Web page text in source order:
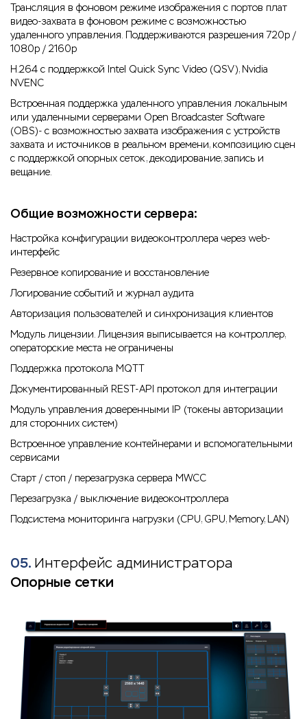
Трансляция в фоновом режиме изображения с портов плат
видео-захвата в фоновом режиме с возможностью
удаленного управления. Поддерживаются разрешения 720p /
1080p / 2160p
H.264 с поддержкой Intel Quick Sync Video (QSV), Nvidia
NVENC
Встроенная поддержка удаленного управления локальным
или удаленными серверами Open Broadcaster Software
(OBS)- с возможностью захвата изображения с устройств
захвата и источников в реальном времени, композицию сцен
с поддержкой опорных сеток, декодирование, запись и
вещание.
Общие возможности сервера:
Настройка конфигурации видеоконтроллера через web-
интерфейс
Резервное копирование и восстановление
Логирование событий и журнал аудита
Авторизация пользователей и синхронизация клиентов
Модуль лицензии. Лицензия выписывается на контроллер,
операторские места не ограничены
Поддержка протокола MQTT
Документированный REST-API протокол для интеграции
Модуль управления доверенными IP (токены авторизации
для сторонних систем)
Встроенное управление контейнерами и вспомогательными
сервисами
Старт / стоп / перезагрузка сервера MWCC
Перезагрузка / выключение видеоконтроллера
Подсистема мониторинга нагрузки (CPU, GPU, Memory, LAN)
05. Интерфейс администратора
Опорные сетки